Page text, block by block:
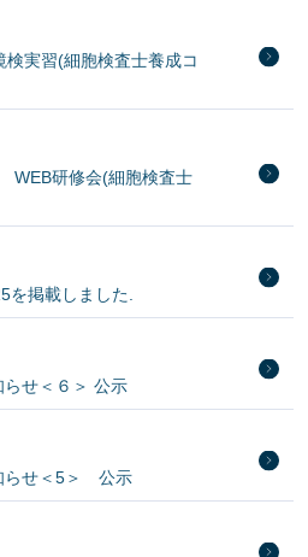
実習(細胞検査士養成コ
研修会(細胞検査士
を掲載しました.
せ＜６＞ 公示
らせ＜5＞ 公示